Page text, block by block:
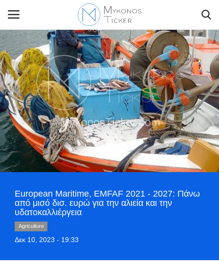
Contact Us
Politique
Business
Travel
Style Adorés
Greece
European Maritime, EMFAF 2021 - 2027: Πάνω
από μισό δισ. ευρώ για την αλιεία και την
υδατοκαλλιέργεια
Agriculture
Δεκ 10, 2023 - 19:33